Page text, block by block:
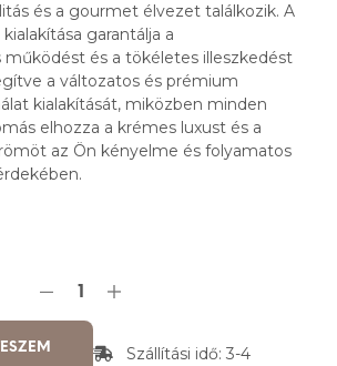
és a gourmet élvezet találkozik. A
garantálja a
és a tökéletes illeszkedést
a változatos és prémium
kialakítását, miközben minden
elhozza a krémes luxust és a
az Ön kényelme és folyamatos
Szállítási idő: 3-4